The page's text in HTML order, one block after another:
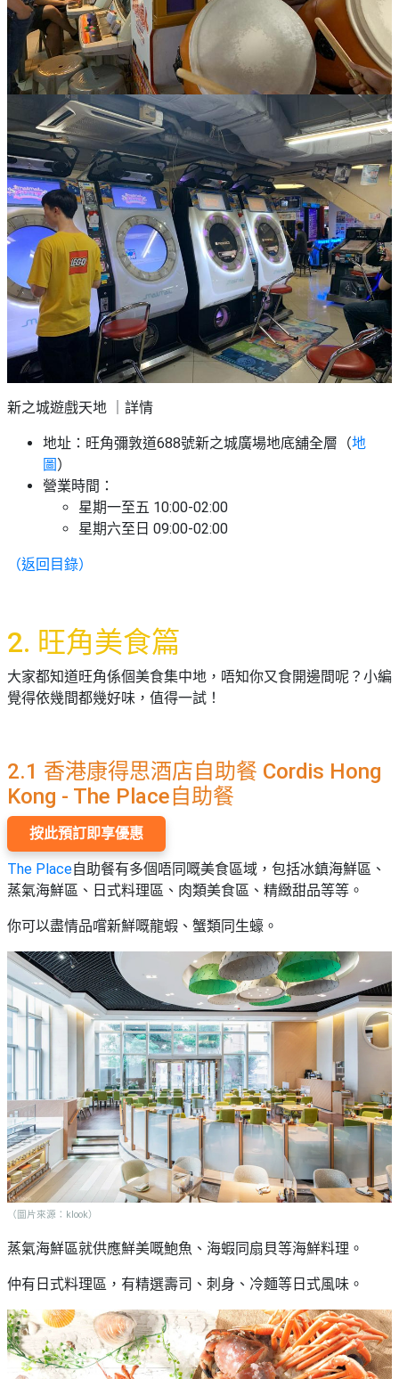
新之城遊戲天地 ｜詳情
地址： 旺角彌敦道688號新之城廣場地底舖全層（地
圖）
營業時間：
星期一至五 10:00-02:00
星期六至日 09:00-02:00
（返回目錄）
2. 旺角美食篇
大家都知道旺角係個美食集中地，唔知你又食開邊間呢？小編
覺得依幾間都幾好味，值得一試！
2.1 香港康得思酒店自助餐 Cordis Hong
Kong - The Place自助餐
按此預訂即享優惠
The Place自助餐有多個唔同嘅美食區域，包括冰鎮海鮮區、
蒸氣海鮮區、日式料理區、肉類美食區、精緻甜品等等。
你可以盡情品嚐新鮮嘅龍蝦、蟹類同生蠔。
（圖片來源：klook）
蒸氣海鮮區就供應鮮美嘅鮑魚、海蝦同扇貝等海鮮料理。
仲有日式料理區，有精選壽司、刺身、冷麵等日式風味。